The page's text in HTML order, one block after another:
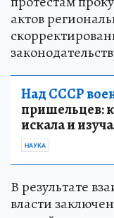
актов
Над СССР
пришельцев:
искала и
НАУКА
В результате
власти